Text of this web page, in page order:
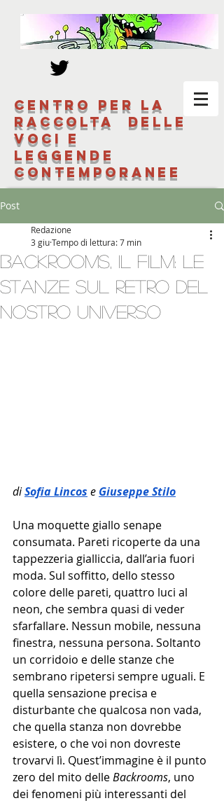
Centro per la
raccolta delle
voci e
leggende
contemporanee
Post
Backrooms, il film: le
stanze sul retro del
nostro universo
Redazione
3 giuTempo di lettura: 7 min
di Sofia Lincos e Giuseppe Stilo
Una moquette giallo senape
consumata. Pareti ricoperte da una
tappezzeria gialliccia, dall’aria fuori
moda. Sul soffitto, dello stesso
colore delle pareti, quattro luci al
neon, che sembra quasi di veder
sfarfallare. Nessun mobile, nessuna
finestra, nessuna persona. Soltanto
un corridoio e delle stanze che
sembrano ripetersi sempre uguali. E
quella sensazione precisa e
disturbante che qualcosa non vada,
che quella stanza non dovrebbe
esistere, o che voi non dovreste
trovarvi lì. Quest’immagine è il punto
zero del mito delle Backrooms, uno
dei fenomeni più interessanti del